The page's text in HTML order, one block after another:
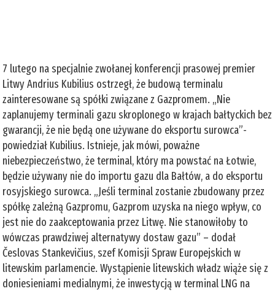
7 lutego na specjalnie zwołanej konferencji prasowej premier
Litwy Andrius Kubilius ostrzegł, że budową terminalu
zainteresowane są spółki związane z Gazpromem. „Nie
zaplanujemy terminali gazu skroplonego w krajach bałtyckich bez
gwarancji, że nie będą one używane do eksportu surowca”-
powiedział Kubilius. Istnieje, jak mówi, poważne
niebezpieczeństwo, że terminal, który ma powstać na Łotwie,
będzie używany nie do importu gazu dla Bałtów, a do eksportu
rosyjskiego surowca. „Jeśli terminal zostanie zbudowany przez
spółkę zależną Gazpromu, Gazprom uzyska na niego wpływ, co
jest nie do zaakceptowania przez Litwę. Nie stanowiłoby to
wówczas prawdziwej alternatywy dostaw gazu” – dodał
Česlovas Stankevičius, szef Komisji Spraw Europejskich w
litewskim parlamencie. Wystąpienie litewskich władz wiąże się z
doniesieniami medialnymi, że inwestycją w terminal LNG na